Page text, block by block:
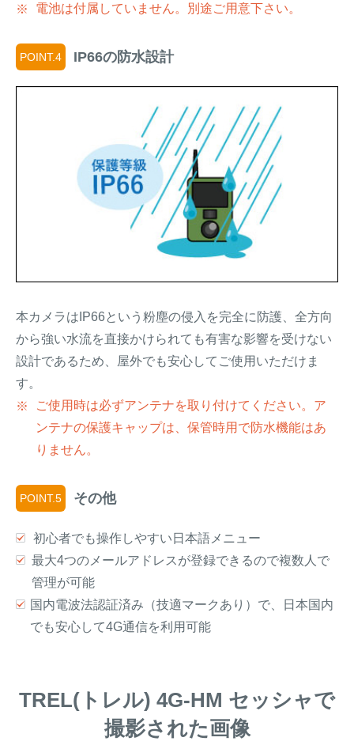
電池は付属していません。別途ご用意下さい。
POINT.4 IP66の防水設計
本カメラはIP66という粉塵の侵入を完全に防護、全方向
から強い水流を直接かけられても有害な影響を受けない
設計であるため、屋外でも安心してご使用いただけま
す。
ご使用時は必ずアンテナを取り付けてください。ア
ンテナの保護キャップは、保管時用で防水機能はあ
りません。
POINT.5 その他
初心者でも操作しやすい日本語メニュー
最大4つのメールアドレスが登録できるので複数人で
管理が可能
国内電波法認証済み（技適マークあり）で、日本国内
でも安心して4G通信を利用可能
TREL(トレル) 4G-HM セッシャで
撮影された画像